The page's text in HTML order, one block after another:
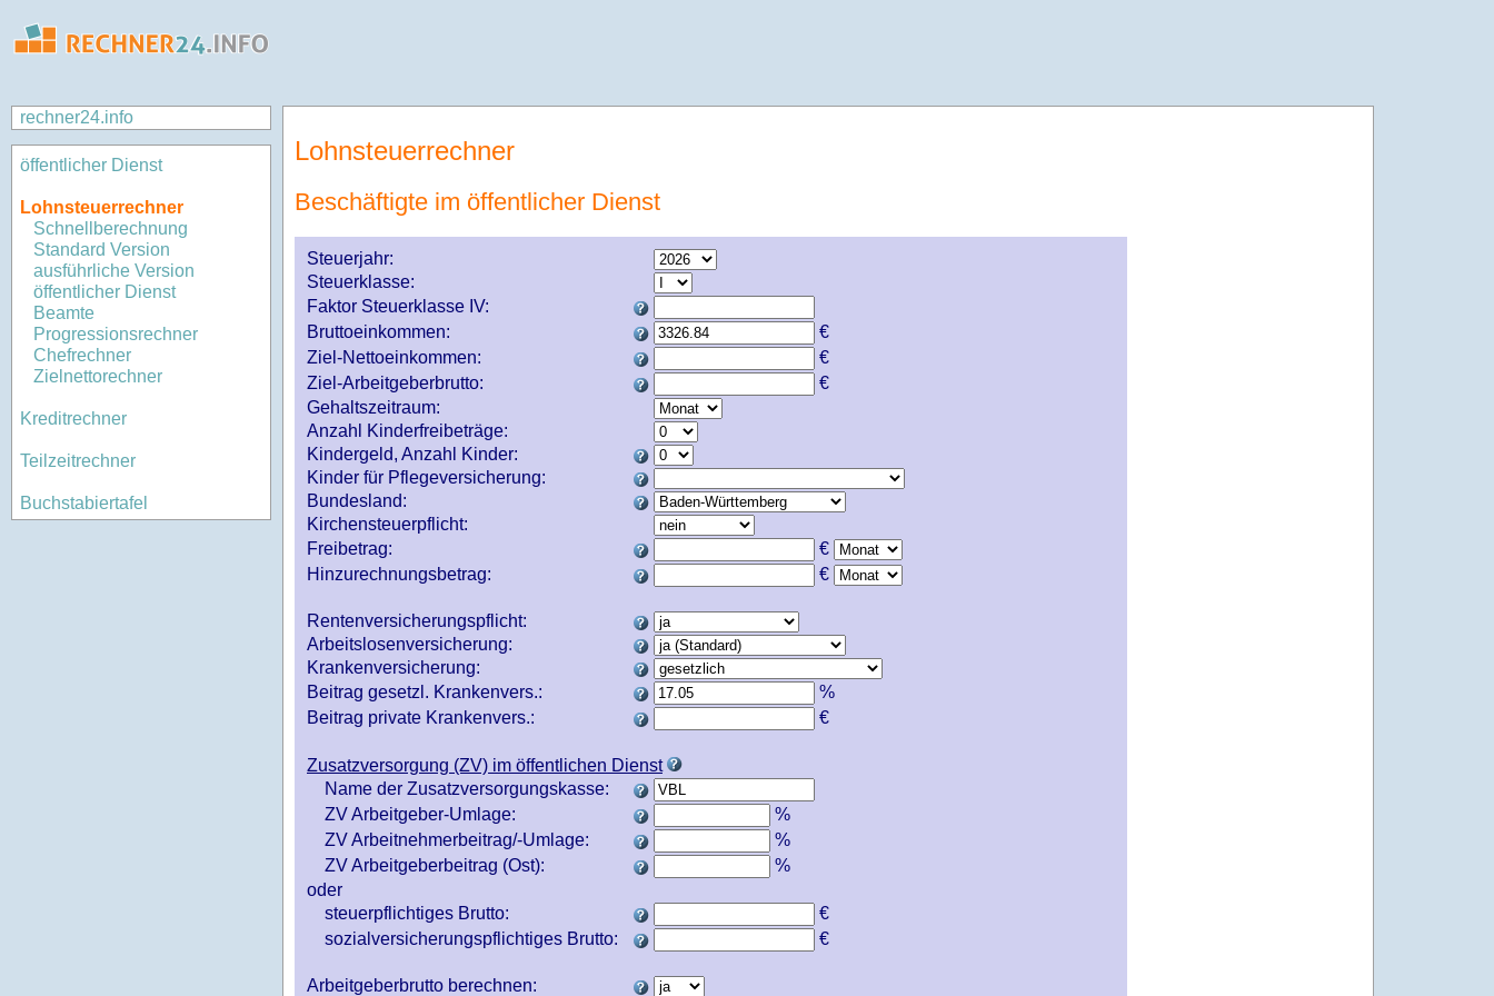
rechner24.info
öffentlicher Dienst
Lohnsteuerrechner
Schnellberechnung
Standard Version
ausführliche Version
öffentlicher Dienst
Beamte
Progressionsrechner
Chefrechner
Zielnettorechner
Kreditrechner
Teilzeitrechner
Buchstabiertafel
Lohnsteuerrechner
Beschäftigte im öffentlicher Dienst
Steuerjahr:
Steuerklasse:
Faktor Steuerklasse IV:
Bruttoeinkommen:
€
Ziel-Nettoeinkommen:
€
Ziel-Arbeitgeberbrutto:
€
Gehaltszeitraum:
Anzahl Kinderfreibeträge:
Kindergeld, Anzahl Kinder:
Kinder für Pflegeversicherung:
Bundesland:
Kirchensteuerpflicht:
Freibetrag:
€
Hinzurechnungsbetrag:
€
Rentenversicherungspflicht:
Arbeitslosenversicherung:
Krankenversicherung:
Beitrag gesetzl. Krankenvers.:
%
Beitrag private Krankenvers.:
€
Zusatzversorgung (ZV) im öffentlichen Dienst
Name der Zusatzversorgungskasse:
ZV Arbeitgeber-Umlage:
%
ZV Arbeitnehmerbeitrag/-Umlage:
%
ZV Arbeitgeberbeitrag (Ost):
%
oder
steuerpflichtiges Brutto:
€
sozialversicherungspflichtiges Brutto:
€
Arbeitgeberbrutto berechnen: